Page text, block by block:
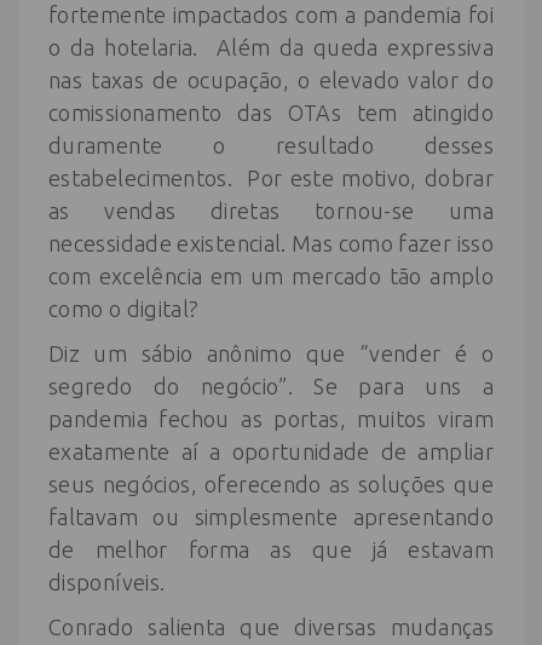
fortemente impactados com a pandemia foi
o da hotelaria. Além da queda expressiva
nas taxas de ocupação, o elevado valor do
comissionamento das OTAs tem atingido
duramente o resultado desses
estabelecimentos. Por este motivo, dobrar
as vendas diretas tornou-se uma
necessidade existencial. Mas como fazer isso
com excelência em um mercado tão amplo
como o digital?
Diz um sábio anônimo que “vender é o
segredo do negócio”. Se para uns a
pandemia fechou as portas, muitos viram
exatamente aí a oportunidade de ampliar
seus negócios, oferecendo as soluções que
faltavam ou simplesmente apresentando
de melhor forma as que já estavam
disponíveis.
Conrado salienta que diversas mudanças